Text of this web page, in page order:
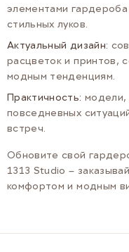
элементами
стильных луков.
Актуальный дизайн:
расцветок и принтов,
модным тенденциям.
Практичность: модели,
повседневных
встреч.
Обновите свой
1313 Studio –
комфортом и модным